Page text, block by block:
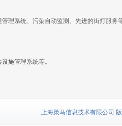
理系统、污染自动监测、先进的街灯服务等
施管理系统等。
上海策马信息技术有限公司